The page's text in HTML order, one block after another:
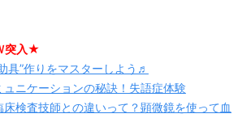
突入★
具”作りをマスターしよう♬
ュニケーションの秘訣！失語症体験
床検査技師との違いって？顕微鏡を使って血